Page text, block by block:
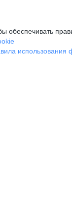
использования